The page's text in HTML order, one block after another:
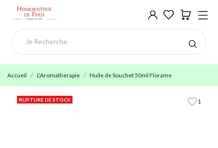
Accueil L'Aromatherapie Huile de Souchet 50ml Florame
1
RUPTURE DE STOCK